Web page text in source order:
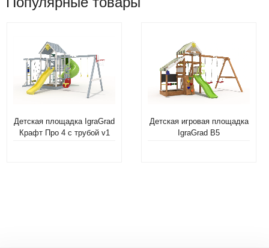
Детская площадка IgraGrad
Крафт Про 4 с трубой v1
Детская игровая площадка
IgraGrad В5